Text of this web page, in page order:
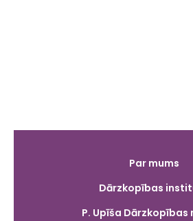
Par mums
Dārzkopības
P. Upīša Dārzkopības